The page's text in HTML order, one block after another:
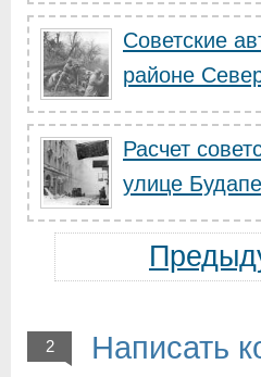
Советские
районе
Расчет
улице
2 Написать